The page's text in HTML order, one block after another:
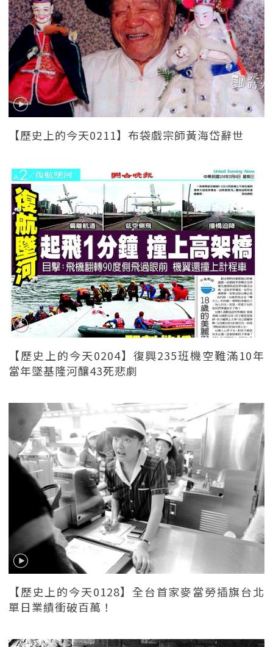
【歷史上的今天0211】布袋戲宗師黃海岱辭世
【歷史上的今天0204】復興235班機空難滿10年
當年墜基隆河釀43死悲劇
【歷史上的今天0128】全台首家麥當勞插旗台北
單日業績衝破百萬！